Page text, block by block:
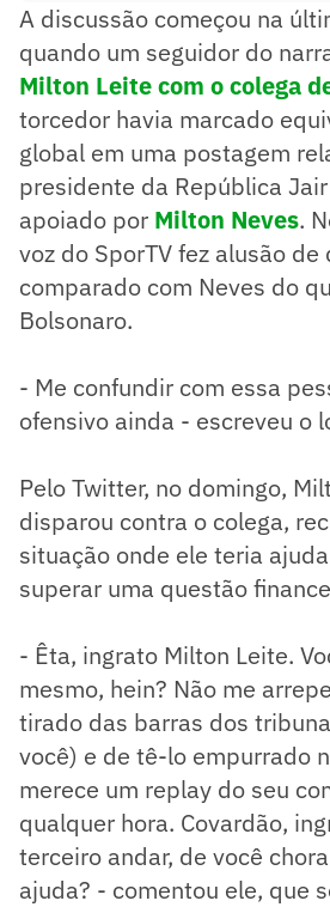
A discussão começou na
quando um seguidor do
Milton Leite com o colega
torcedor havia marcado
global em uma postagem
presidente da República
apoiado por Milton Neves.
voz do SporTV fez alusão
comparado com Neves do
Bolsonaro.
- Me confundir com essa
ofensivo ainda - escreveu o
Pelo Twitter, no domingo,
disparou contra o colega,
situação onde ele teria
superar uma questão
- Êta, ingrato Milton Leite.
mesmo, hein? Não me
tirado das barras dos
você) e de tê-lo empurrado
merece um replay do seu
qualquer hora. Covardão,
terceiro andar, de você
ajuda? - comentou ele, que